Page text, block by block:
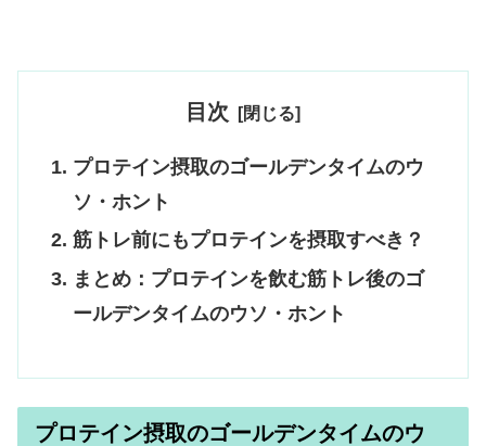
目次
プロテイン摂取のゴールデンタイムのウ
ソ・ホント
筋トレ前にもプロテインを摂取すべき？
まとめ：プロテインを飲む筋トレ後のゴ
ールデンタイムのウソ・ホント
プロテイン摂取のゴールデンタイムのウ